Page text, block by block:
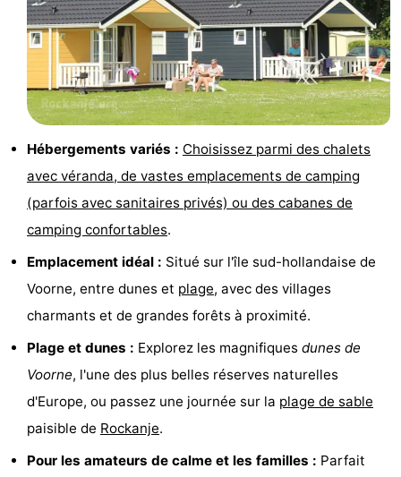
de
Croisières
Terrains
jeux
Aires
de
intérieures
Centres
de
être
Villages
villes
Sports
Piscines
-
Surfen
Peche
Sportive
Equitation
Boire
Hébergements variés : Choisissez parmi des chalets
avec véranda, de vastes emplacements de camping
(parfois avec sanitaires privés) ou des cabanes de
camping confortables.
Emplacement idéal : Situé sur l'île sud-hollandaise de
Voorne, entre dunes et plage, avec des villages
charmants et de grandes forêts à proximité.
Plage et dunes : Explorez les magnifiques dunes de
Voorne, l'une des plus belles réserves naturelles
d'Europe, ou passez une journée sur la plage de sable
paisible de Rockanje.
Pour les amateurs de calme et les familles : Parfait